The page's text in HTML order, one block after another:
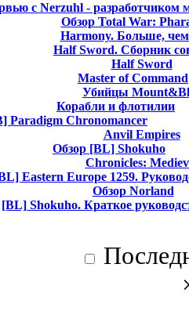
с Nerzuhl - разработчиком
Обзор Total War:
Harmony. Больше,
Half Sword. Сборник
Half Sword
Master of Command
Убийцы
Корабли и флотилии
Paradigm Chronomancer
Anvil Empires
Обзор [BL] Shokuho
Chronicles:
Eastern Europe 1259.
Обзор Norland
[BL] Shokuho. Краткое